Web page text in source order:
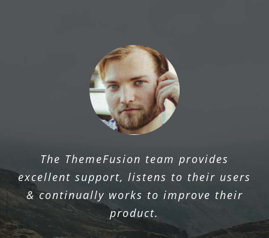
The ThemeFusion team provides
excellent support, listens to their users
& continually works to improve their
product.